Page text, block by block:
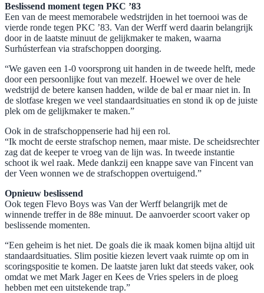
Beslissend moment tegen PKC ’83
Een van de meest memorabele wedstrijden in het toernooi was de
vierde ronde tegen PKC ’83. Van der Werff werd daarin belangrijk
door in de laatste minuut de gelijkmaker te maken, waarna
Surhústerfean via strafschoppen doorging.
“We gaven een 1-0 voorsprong uit handen in de tweede helft, mede
door een persoonlijke fout van mezelf. Hoewel we over de hele
wedstrijd de betere kansen hadden, wilde de bal er maar niet in. In
de slotfase kregen we veel standaardsituaties en stond ik op de juiste
plek om de gelijkmaker te maken.”
Ook in de strafschoppenserie had hij een rol.
“Ik mocht de eerste strafschop nemen, maar miste. De scheidsrechter
zag dat de keeper te vroeg van de lijn was. In tweede instantie
schoot ik wel raak. Mede dankzij een knappe save van Fincent van
der Veen wonnen we de strafschoppen overtuigend.”
Opnieuw beslissend
Ook tegen Flevo Boys was Van der Werff belangrijk met de
winnende treffer in de 88e minuut. De aanvoerder scoort vaker op
beslissende momenten.
“Een geheim is het niet. De goals die ik maak komen bijna altijd uit
standaardsituaties. Slim positie kiezen levert vaak ruimte op om in
scoringspositie te komen. De laatste jaren lukt dat steeds vaker, ook
omdat we met Mark Jager en Kees de Vries spelers in de ploeg
hebben met een uitstekende trap.”